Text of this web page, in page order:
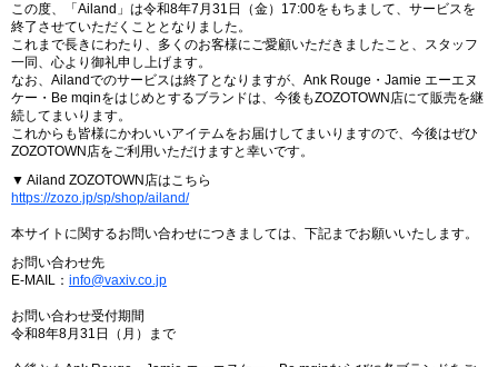
この度、「Ailand」は令和8年7月31日（金）17:00をもちまして、サービスを
終了させていただくこととなりました。
これまで長きにわたり、多くのお客様にご愛顧いただきましたこと、スタッフ
一同、心より御礼申し上げます。
なお、Ailandでのサービスは終了となりますが、Ank Rouge・Jamie エーエヌ
ケー・Be mqinをはじめとするブランドは、今後もZOZOTOWN店にて販売を継
続してまいります。
これからも皆様にかわいいアイテムをお届けしてまいりますので、今後はぜひ
ZOZOTOWN店をご利用いただけますと幸いです。
▼ Ailand ZOZOTOWN店はこちら
https://zozo.jp/sp/shop/ailand/
本サイトに関するお問い合わせにつきましては、下記までお願いいたします。
お問い合わせ先
E-MAIL： info@vaxiv.co.jp
お問い合わせ受付期間
令和8年8月31日（月）まで